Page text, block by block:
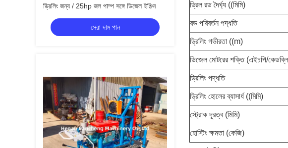
ড্রিলিং জন্য / 25hp জল পাম্প সঙ্গে ডিজেল ইঞ্জিন
সেরা দাম পান
ড্রিল রড দৈর্ঘ্য ((মিমি)
রড পরিবর্তন পদ্ধতি
ড্রিলিং গভীরতা ((m)
ডিজেল মোটরের শক্তি (এইচপি/
ড্রিলিং পদ্ধতি
ড্রিলিং হোলের ব্যাসার্ধ ((মিমি)
স্ট্রোক দূরত্ব (মিমি)
হোস্টিং ক্ষমতা (কেজি)